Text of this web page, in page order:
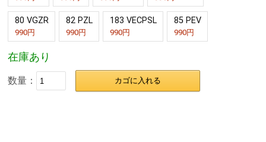
80 VGZR
990円
82 PZL
990円
183 VECPSL
990円
85 PEV
990円
在庫あり
数量： カゴに入れる